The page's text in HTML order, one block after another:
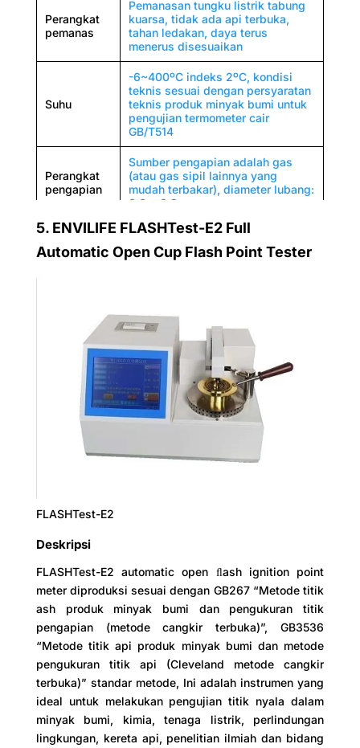
Perangkat
pemanas
Pemanasan tungku listrik tabung
kuarsa, tidak ada api terbuka,
tahan ledakan, daya terus
menerus disesuaikan
Suhu
-6~400ºC indeks 2ºC, kondisi
teknis sesuai dengan persyaratan
teknis produk minyak bumi untuk
pengujian termometer cair
GB/T514
Perangkat
pengapian
Sumber pengapian adalah gas
(atau gas sipil lainnya yang
mudah terbakar), diameter lubang:
0,6 ~ 0,8 mm
Suhu sekitar -10ºC ~ 50ºC
650W
5. ENVILIFE FLASHTest-E2 Full
Automatic Open Cup Flash Point Tester
FLASHTest-E2
Deskripsi
FLASHTest-E2 automatic open ﬂash ignition point
meter diproduksi sesuai dengan GB267 “Metode titik
ash produk minyak bumi dan pengukuran titik
pengapian (metode cangkir terbuka)”, GB3536
“Metode titik api produk minyak bumi dan metode
pengukuran titik api (Cleveland metode cangkir
terbuka)” standar metode, Ini adalah instrumen yang
ideal untuk melakukan pengujian titik nyala dalam
minyak bumi, kimia, tenaga listrik, perlindungan
lingkungan, kereta api, penelitian ilmiah dan bidang